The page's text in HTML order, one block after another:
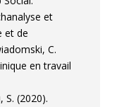
et
et de
C.
en travail
S. (2020).